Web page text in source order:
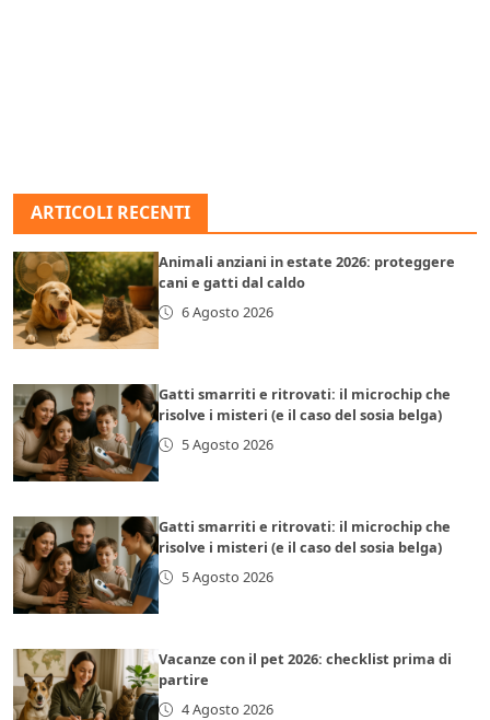
ARTICOLI RECENTI
Animali anziani in estate 2026: proteggere
cani e gatti dal caldo
6 Agosto 2026
Gatti smarriti e ritrovati: il microchip che
risolve i misteri (e il caso del sosia belga)
5 Agosto 2026
Gatti smarriti e ritrovati: il microchip che
risolve i misteri (e il caso del sosia belga)
5 Agosto 2026
Vacanze con il pet 2026: checklist prima di
partire
4 Agosto 2026